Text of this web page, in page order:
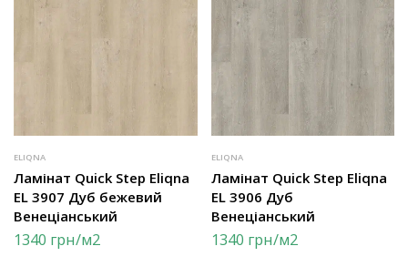
ELIQNA
Ламінат Quick Step Eliqna
EL 3907 Дуб бежевий
Венеціанський
1340 грн/м2
ELIQNA
Ламінат Quick Step Eliqna
EL 3906 Дуб
Венеціанський
1340 грн/м2